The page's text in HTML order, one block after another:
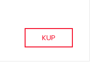
KUP